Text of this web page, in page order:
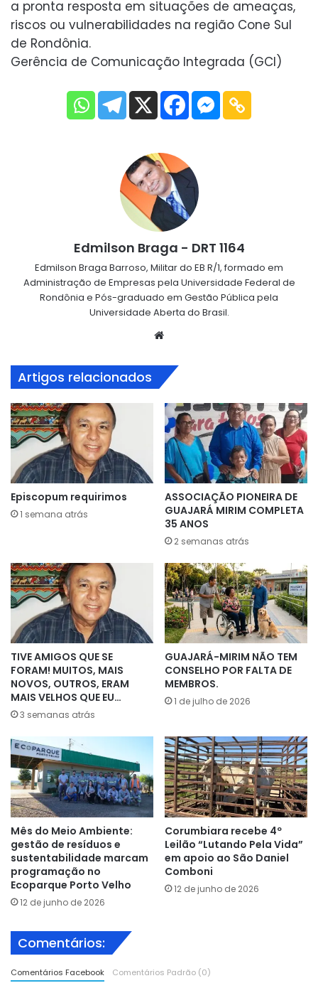
a pronta resposta em situações de ameaças,
riscos ou vulnerabilidades na região Cone Sul
de Rondônia.
Gerência de Comunicação Integrada (GCI)
Edmilson Braga - DRT 1164
Edmilson Braga Barroso, Militar do EB R/1, formado em
Administração de Empresas pela Universidade Federal de
Rondônia e Pós-graduado em Gestão Pública pela
Universidade Aberta do Brasil.
Artigos relacionados
Episcopum requirimos
1 semana atrás
ASSOCIAÇÃO PIONEIRA DE
GUAJARÁ MIRIM COMPLETA
35 ANOS
2 semanas atrás
TIVE AMIGOS QUE SE
FORAM! MUITOS, MAIS
NOVOS, OUTROS, ERAM
MAIS VELHOS QUE EU…
3 semanas atrás
GUAJARÁ-MIRIM NÃO TEM
CONSELHO POR FALTA DE
MEMBROS.
1 de julho de 2026
Mês do Meio Ambiente:
gestão de resíduos e
sustentabilidade marcam
programação no
Ecoparque Porto Velho
12 de junho de 2026
Corumbiara recebe 4º
Leilão “Lutando Pela Vida”
em apoio ao São Daniel
Comboni
12 de junho de 2026
Comentários:
Comentários Facebook Comentários Padrão (0)